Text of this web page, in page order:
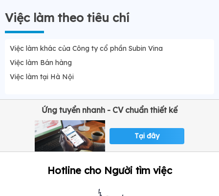
Việc làm theo tiêu chí
Việc làm khác của Công ty cổ phần Subin Vina
Việc làm Bán hàng
Việc làm tại Hà Nội
Ứng tuyển nhanh - CV chuẩn thiết kế
Tại đây
Hotline cho Người tìm việc